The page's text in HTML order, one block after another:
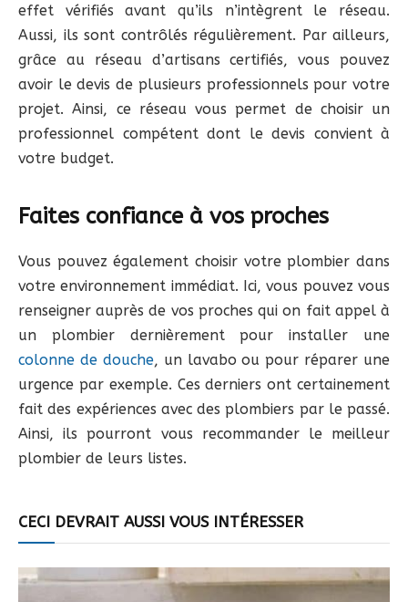
effet vérifiés avant qu’ils n’intègrent le réseau.
Aussi, ils sont contrôlés régulièrement. Par ailleurs,
grâce au réseau d’artisans certifiés, vous pouvez
avoir le devis de plusieurs professionnels pour votre
projet. Ainsi, ce réseau vous permet de choisir un
professionnel compétent dont le devis convient à
votre budget.
Faites confiance à vos proches
Vous pouvez également choisir votre plombier dans
votre environnement immédiat. Ici, vous pouvez vous
renseigner auprès de vos proches qui on fait appel à
un plombier dernièrement pour installer une
colonne de douche, un lavabo ou pour réparer une
urgence par exemple. Ces derniers ont certainement
fait des expériences avec des plombiers par le passé.
Ainsi, ils pourront vous recommander le meilleur
plombier de leurs listes.
CECI DEVRAIT AUSSI VOUS INTÉRESSER